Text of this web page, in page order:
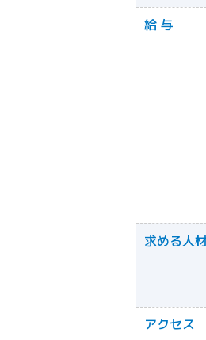
給 与
求める人
アクセス